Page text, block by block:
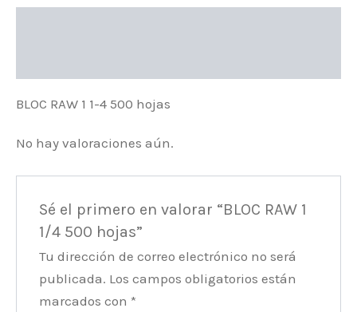
BLOC RAW 1 1-4 500 hojas
No hay valoraciones aún.
Sé el primero en valorar “BLOC RAW 1
1/4 500 hojas”
Tu dirección de correo electrónico no será
publicada. Los campos obligatorios están
marcados con *